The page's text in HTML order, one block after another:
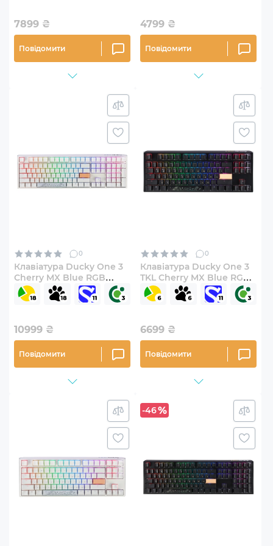
7899 ₴
Повідомити
4799 ₴
Повідомити
0
Клавіатура Ducky One 3
Cherry MX Blue RGB
White UA (DKON2108ST-
CUAPXPWWWSC1)
10999 ₴
Повідомити
0
Клавіатура Ducky One 3
TKL Cherry MX Blue RGB
Black UA (DKON2187ST-
CUAPXCLAWSC1)
6699 ₴
Повідомити
-46